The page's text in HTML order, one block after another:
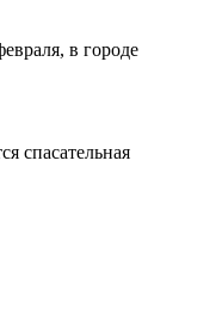
в городе
спасательная